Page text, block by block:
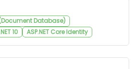
Database)
.NET 10 ASP.NET Core Identity